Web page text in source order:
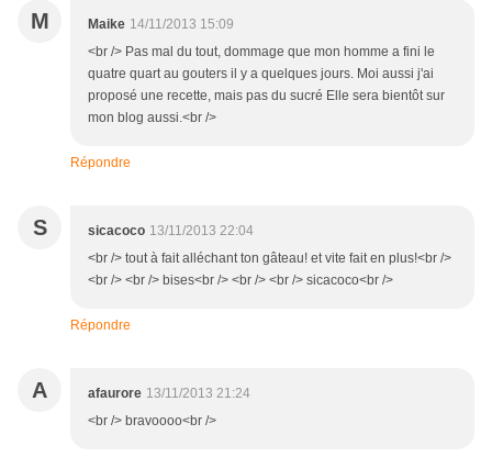
M Maike 14/11/2013 15:09
<br /> Pas mal du tout, dommage que mon homme a fini le
quatre quart au gouters il y a quelques jours. Moi aussi j'ai
proposé une recette, mais pas du sucré Elle sera bientôt sur
mon blog aussi.<br />
Répondre
S sicacoco 13/11/2013 22:04
<br /> tout à fait alléchant ton gâteau! et vite fait en plus!<br />
<br /> <br /> bises<br /> <br /> <br /> sicacoco<br />
Répondre
A afaurore 13/11/2013 21:24
<br /> bravoooo<br />